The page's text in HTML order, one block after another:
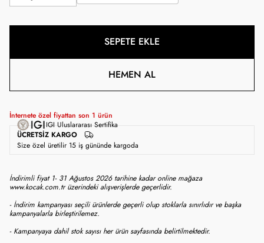
SEPETE EKLE
HEMEN AL
İnternete özel fiyattan son 1 ürün
ÜCRETSIZ KARGO
IGI Uluslararası Sertifika
Size özel üretilir 15 iş gününde kargoda
İndirimli fiyat 1- 31 Ağustos 2026 tarihine kadar online mağaza
www.kocak.com.tr üzerindeki alışverişlerde geçerlidir.
- İndirim kampanyası seçili ürünlerde geçerli olup stoklarla sınırlıdır ve başka
kampanyalarla birleştirilemez.
- Kampanyaya dahil stok sayısı her ürün sayfasında belirtilmektedir.